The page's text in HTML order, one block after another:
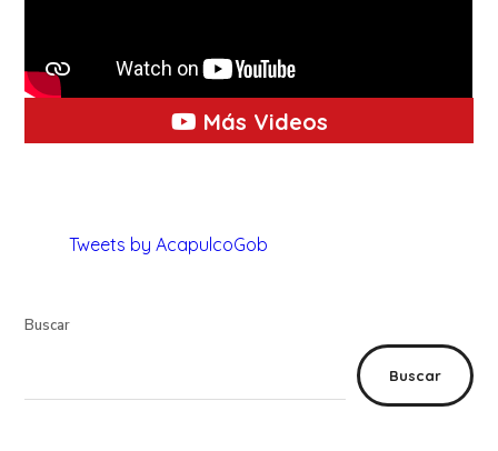
Más Videos
Tweets by AcapulcoGob
Buscar
Buscar